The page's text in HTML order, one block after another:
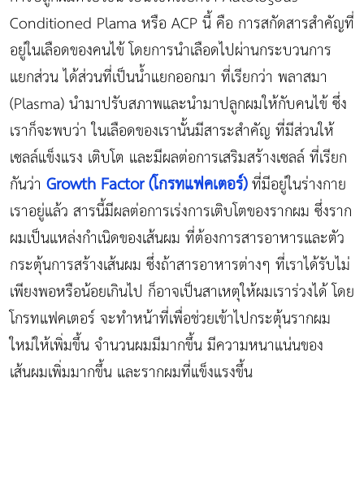
Conditioned Plama หรือ ACP นี้ คือ การสกัดสารสำคัญที่
อยู่ในเลือดของคนไข้ โดยการนำเลือดไปผ่านกระบวนการ
แยกส่วน ได้ส่วนที่เป็นน้ำแยกออกมา ที่เรียกว่า พลาสมา
(Plasma) นำมาปรับสภาพและนำมาปลูกผมให้กับคนไข้ ซึ่ง
เราก็จะพบว่า ในเลือดของเรานั้นมีสาระสำคัญ ที่มีส่วนให้
เซลล์แข็งแรง เติบโต และมีผลต่อการเสริมสร้างเซลล์ ที่เรียก
กันว่า Growth Factor (โกรทแฟคเตอร์)ที่มีอยู่ในร่างกาย
เราอยู่แล้ว สารนี้มีผลต่อการเร่งการเติบโตของรากผม ซึ่งราก
ผมเป็นแหล่งกำเนิดของเส้นผม ที่ต้องการสารอาหารและตัว
กระตุ้นการสร้างเส้นผม ซึ่งถ้าสารอาหารต่างๆ ที่เราได้รับไม่
เพียงพอหรือน้อยเกินไป ก็อาจเป็นสาเหตุให้ผมเราร่วงได้ โดย
โกรทแฟคเตอร์ จะทำหน้าที่เพื่อช่วยเข้าไปกระตุ้นรากผม
ใหม่ให้เพิ่มขึ้น จำนวนผมมีมากขึ้น มีความหนาแน่นของ
เส้นผมเพิ่มมากขึ้น และรากผมที่แข็งแรงขึ้น